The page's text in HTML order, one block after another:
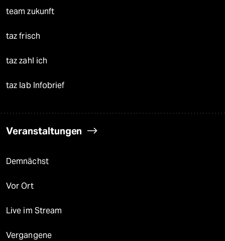
team zukunft
taz frisch
taz zahl ich
taz lab Infobrief
Veranstaltungen
Demnächst
Vor Ort
Live im Stream
Vergangene